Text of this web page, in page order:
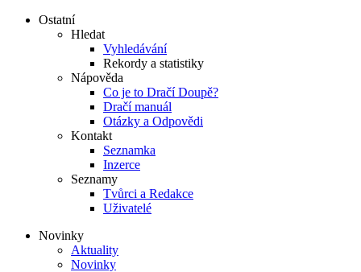
Ostatní
Hledat
Vyhledávání
Rekordy a statistiky
Nápověda
Co je to Dračí Doupě?
Dračí manuál
Otázky a Odpovědi
Kontakt
Seznamka
Inzerce
Seznamy
Tvůrci a Redakce
Uživatelé
Novinky
Aktuality
Novinky